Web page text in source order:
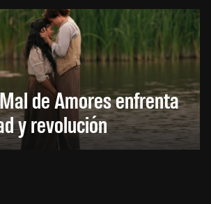
de Amores enfrenta
y revolución